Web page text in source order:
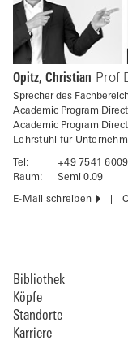
Opitz, Christian Prof
Sprecher des
Academic Program
Academic Program
Lehrstuhl für
Tel:
+49 7541
Raum:
Semi 0.09
E-Mail schreiben
Bibliothek
Köpfe
Standorte
Karriere